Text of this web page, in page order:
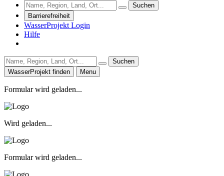
Suchen
Barrierefreiheit
WasserProjekt Login
Hilfe
Suchen
WasserProjekt finden
Menu
Formular wird geladen...
Wird geladen...
Formular wird geladen...